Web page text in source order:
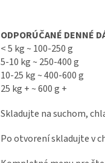
ODPORÚČANÉ DENNÉ
< 5 kg ~ 100-250 g
5-10 kg ~ 250-400 g
10-25 kg ~ 400-600 g
25 kg + ~ 600 g +
Skladujte na suchom,
Po otvorení skladujte v